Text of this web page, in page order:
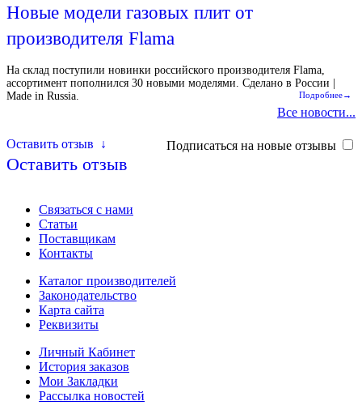
Новые модели газовых плит от
производителя Flama
На склад поступили новинки российского производителя Flama,
ассортимент пополнился 30 новыми моделями. Сделано в России |
Made in Russia.
Подробнее→
Все новости...
Подписаться на новые отзывы
Оставить отзыв ↓
Оставить отзыв
Связаться с нами
Статьи
Поставщикам
Контакты
Каталог производителей
Законодательство
Карта сайта
Реквизиты
Личный Кабинет
История заказов
Мои Закладки
Рассылка новостей